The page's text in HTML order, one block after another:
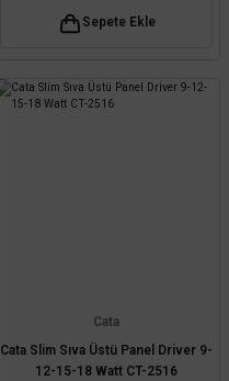
Sepete Ekle
Cata
Cata Slim Sıva Üstü Panel Driver 9-
12-15-18 Watt CT-2516